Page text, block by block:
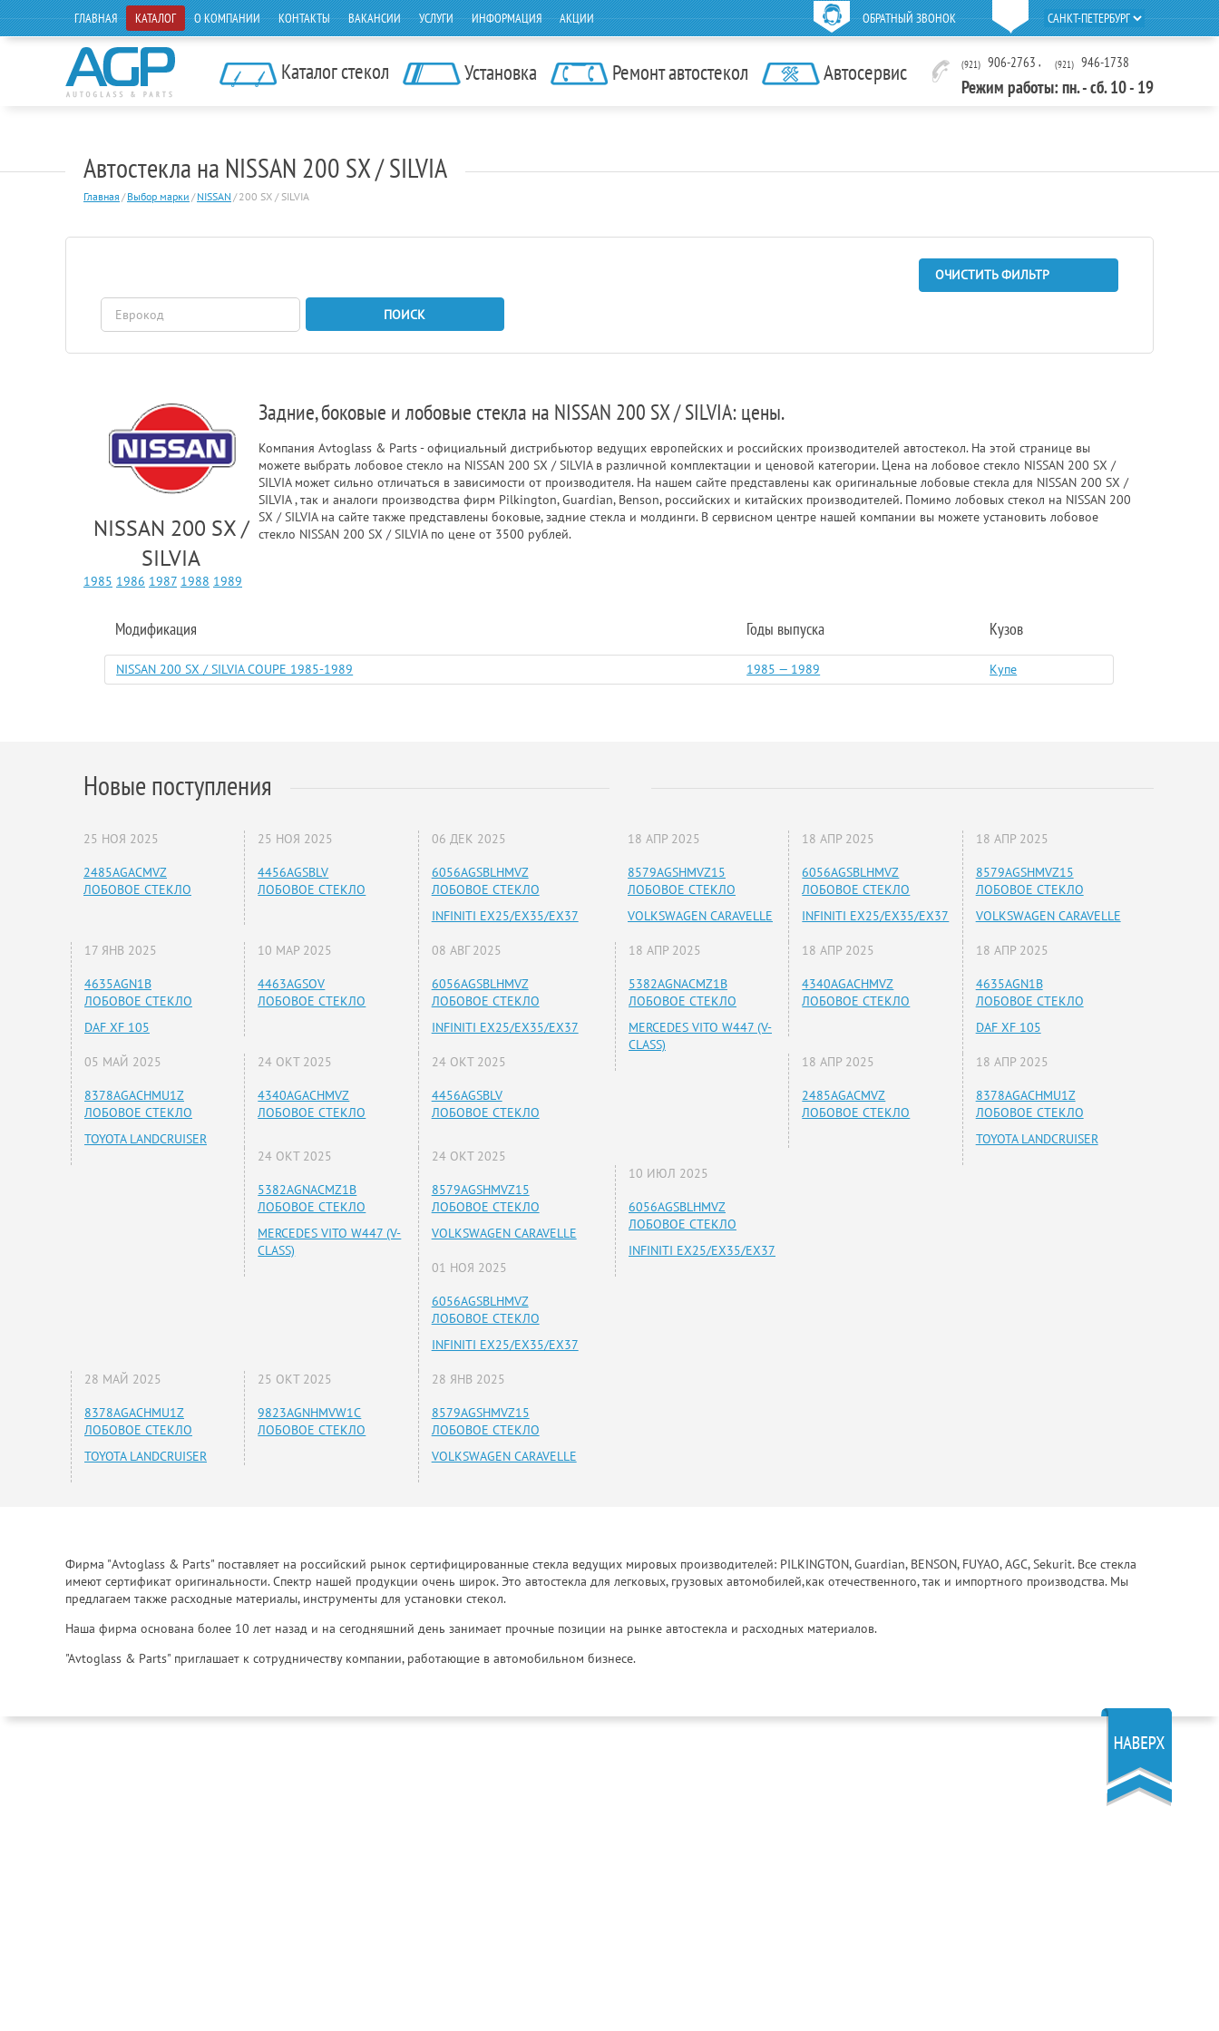
ОБРАТНЫЙ ЗВОНОК
ГЛАВНАЯ КАТАЛОГ О КОМПАНИИ КОНТАКТЫ ВАКАНСИИ УСЛУГИ ИНФОРМАЦИЯ АКЦИИ
Каталог стекол Установка Ремонт автостекол Автосервис (921) 906-2763 , (921) 946-1738
Режим работы: пн. - сб. 10 - 19
Автостекла на NISSAN 200 SX / SILVIA
Главная / Выбор марки / NISSAN / 200 SX / SILVIA
ОЧИСТИТЬ ФИЛЬТР
ПОИСК
NISSAN 200 SX /
SILVIA
Задние, боковые и лобовые стекла на NISSAN 200 SX / SILVIA: цены.
Компания Avtoglass & Parts - официальный дистрибьютор ведущих европейских и российских производителей автостекол. На этой странице вы
можете выбрать лобовое стекло на NISSAN 200 SX / SILVIA в различной комплектации и ценовой категории. Цена на лобовое стекло NISSAN 200 SX /
SILVIA может сильно отличаться в зависимости от производителя. На нашем сайте представлены как оригинальные лобовые стекла для NISSAN 200 SX /
SILVIA , так и аналоги производства фирм Pilkington, Guardian, Benson, российских и китайских производителей. Помимо лобовых стекол на NISSAN 200
SX / SILVIA на сайте также представлены боковые, задние стекла и молдинги. В сервисном центре нашей компании вы можете установить лобовое
стекло NISSAN 200 SX / SILVIA по цене от 3500 рублей.
1985 1986 1987 1988 1989
Модификация Годы выпуска Кузов
NISSAN 200 SX / SILVIA COUPE 1985-1989 1985 — 1989 Купе
Новые поступления
25 НОЯ 2025
2485AGACMVZ
ЛОБОВОЕ СТЕКЛО
25 НОЯ 2025
4456AGSBLV
ЛОБОВОЕ СТЕКЛО
06 ДЕК 2025
6056AGSBLHMVZ
ЛОБОВОЕ СТЕКЛО
INFINITI EX25/EX35/EX37
17 ЯНВ 2025
4635AGN1B
ЛОБОВОЕ СТЕКЛО
DAF XF 105
10 МАР 2025
4463AGSOV
ЛОБОВОЕ СТЕКЛО
08 АВГ 2025
6056AGSBLHMVZ
ЛОБОВОЕ СТЕКЛО
INFINITI EX25/EX35/EX37
05 МАЙ 2025
8378AGACHMU1Z
ЛОБОВОЕ СТЕКЛО
TOYOTA LANDCRUISER
24 ОКТ 2025
4340AGACHMVZ
ЛОБОВОЕ СТЕКЛО
24 ОКТ 2025
4456AGSBLV
ЛОБОВОЕ СТЕКЛО
24 ОКТ 2025
5382AGNACMZ1B
ЛОБОВОЕ СТЕКЛО
MERCEDES VITO W447 (V-
CLASS)
24 ОКТ 2025
8579AGSHMVZ15
ЛОБОВОЕ СТЕКЛО
VOLKSWAGEN CARAVELLE
01 НОЯ 2025
6056AGSBLHMVZ
ЛОБОВОЕ СТЕКЛО
INFINITI EX25/EX35/EX37
28 МАЙ 2025
8378AGACHMU1Z
ЛОБОВОЕ СТЕКЛО
TOYOTA LANDCRUISER
25 ОКТ 2025
9823AGNHMVW1C
ЛОБОВОЕ СТЕКЛО
28 ЯНВ 2025
8579AGSHMVZ15
ЛОБОВОЕ СТЕКЛО
VOLKSWAGEN CARAVELLE
18 АПР 2025
8579AGSHMVZ15
ЛОБОВОЕ СТЕКЛО
VOLKSWAGEN CARAVELLE
18 АПР 2025
6056AGSBLHMVZ
ЛОБОВОЕ СТЕКЛО
INFINITI EX25/EX35/EX37
18 АПР 2025
8579AGSHMVZ15
ЛОБОВОЕ СТЕКЛО
VOLKSWAGEN CARAVELLE
18 АПР 2025
5382AGNACMZ1B
ЛОБОВОЕ СТЕКЛО
MERCEDES VITO W447 (V-
CLASS)
18 АПР 2025
4340AGACHMVZ
ЛОБОВОЕ СТЕКЛО
18 АПР 2025
4635AGN1B
ЛОБОВОЕ СТЕКЛО
DAF XF 105
18 АПР 2025
2485AGACMVZ
ЛОБОВОЕ СТЕКЛО
18 АПР 2025
8378AGACHMU1Z
ЛОБОВОЕ СТЕКЛО
TOYOTA LANDCRUISER
10 ИЮЛ 2025
6056AGSBLHMVZ
ЛОБОВОЕ СТЕКЛО
INFINITI EX25/EX35/EX37
Фирма "Avtoglass & Parts" поставляет на российский рынок сертифицированные стекла ведущих мировых производителей: PILKINGTON, Guardian, BENSON, FUYAO, AGC, Sekurit. Все стекла
имеют сертификат оригинальности. Спектр нашей продукции очень широк. Это автостекла для легковых, грузовых автомобилей,как отечественного, так и импортного производства. Мы
предлагаем также расходные материалы, инструменты для установки стекол.
Наша фирма основана более 10 лет назад и на сегодняшний день занимает прочные позиции на рынке автостекла и расходных материалов.
"Avtoglass & Parts" приглашает к сотрудничеству компании, работающие в автомобильном бизнесе.